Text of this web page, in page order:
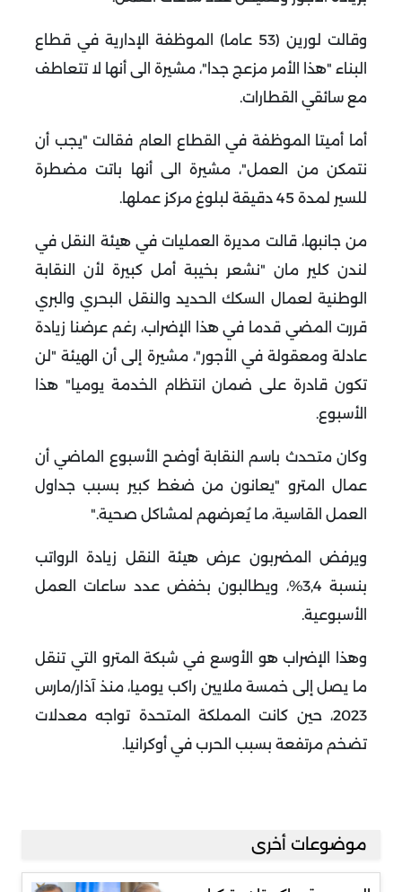
وقالت لورين (53 عاما) الموظفة الإدارية في قطاع
البناء "هذا الأمر مزعج جدا"، مشيرة الى أنها لا تتعاطف
مع سائقي القطارات.
أما أميتا الموظفة في القطاع العام فقالت "يجب أن
نتمكن من العمل"، مشيرة الى أنها باتت مضطرة
للسير لمدة 45 دقيقة لبلوغ مركز عملها
.
من جانبها، قالت مديرة العمليات في هيئة النقل في
لندن كلير مان "نشعر بخيبة أمل كبيرة لأن النقابة
الوطنية لعمال السكك الحديد والنقل البحري والبري
قررت المضي قدما في هذا الإضراب، رغم عرضنا زيادة
عادلة ومعقولة في الأجور"، مشيرة إلى أن الهيئة "لن
تكون قادرة على ضمان انتظام الخدمة يوميا" هذا
الأسبوع.
وكان متحدث باسم النقابة أوضح الأسبوع الماضي أن
عمال المترو "يعانون من ضغط كبير بسبب جداول
العمل القاسية، ما يُعرضهم لمشاكل صحية".
ويرفض المضربون عرض هيئة النقل زيادة الرواتب
بنسبة 3,4%، ويطالبون بخفض عدد ساعات العمل
الأسبوعية.
وهذا الإضراب هو الأوسع في شبكة المترو التي تنقل
ما يصل إلى خمسة ملايين راكب يوميا، منذ آذار/مارس
2023، حين كانت المملكة المتحدة تواجه معدلات
تضخم مرتفعة بسبب الحرب في أوكرانيا.
موضوعات أخرى